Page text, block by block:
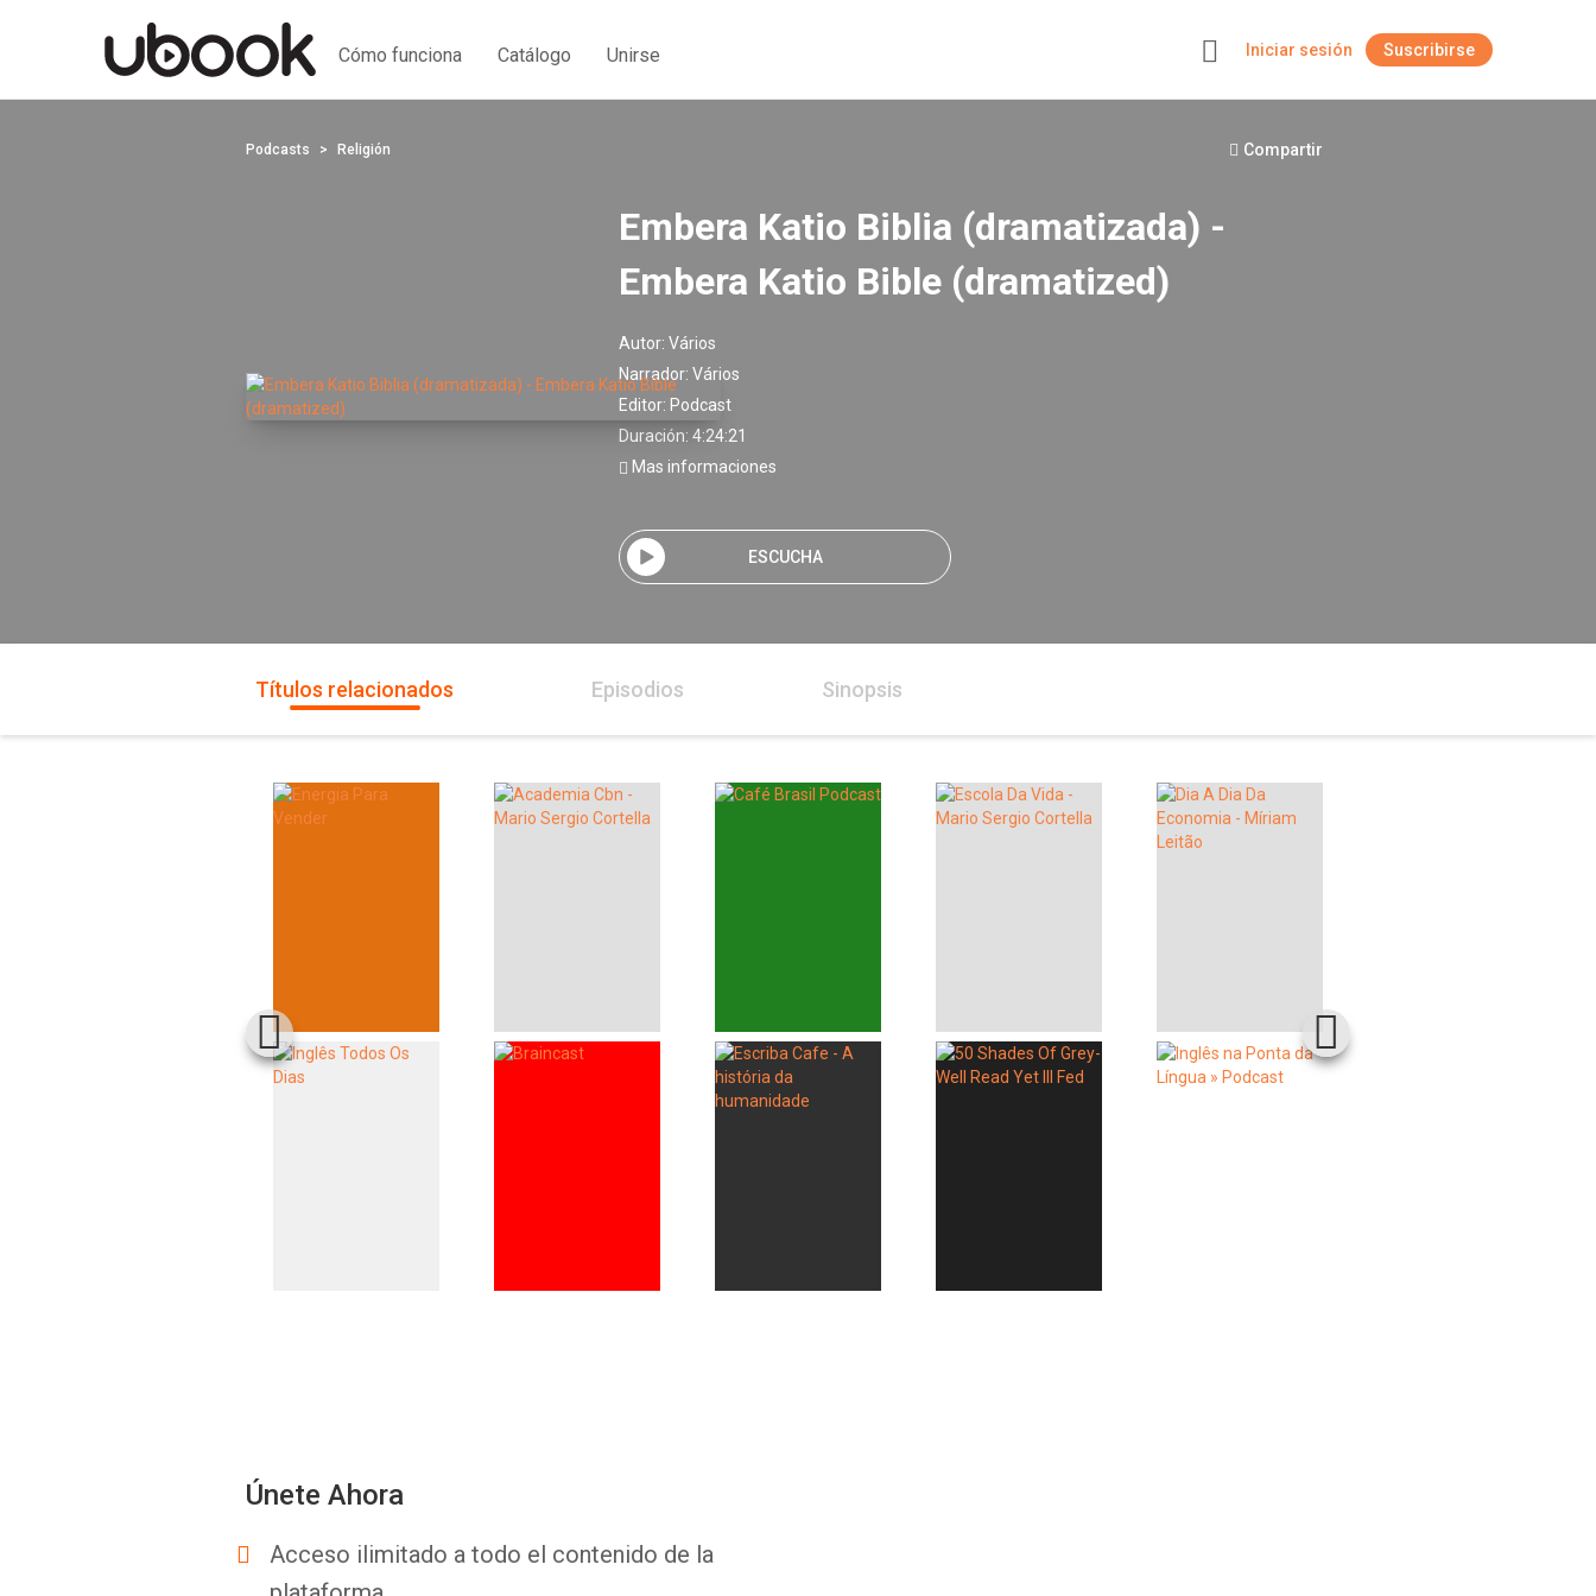
Cómo funciona Catálogo Unirse Iniciar sesión Suscribirse
Podcasts Religión Compartir
Embera Katio Biblia (dramatizada) -
Embera Katio Bible (dramatized)
Autor: Vários
Narrador: Vários
Editor: Podcast
Duración: 4:24:21
Mas informaciones
ESCUCHA
Títulos relacionados Episodios Sinopsis
Únete Ahora
Acceso ilimitado a todo el contenido de la